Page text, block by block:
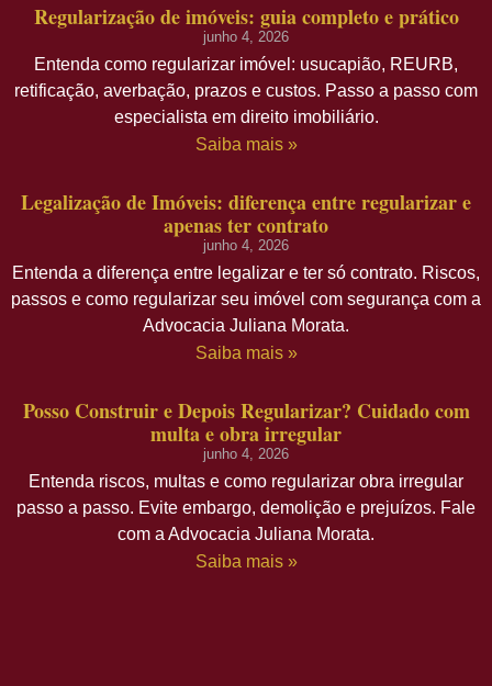
Regularização de imóveis: guia completo e prático
junho 4, 2026
Entenda como regularizar imóvel: usucapião, REURB,
retificação, averbação, prazos e custos. Passo a passo com
especialista em direito imobiliário.
Saiba mais »
Legalização de Imóveis: diferença entre regularizar e
apenas ter contrato
junho 4, 2026
Entenda a diferença entre legalizar e ter só contrato. Riscos,
passos e como regularizar seu imóvel com segurança com a
Advocacia Juliana Morata.
Saiba mais »
Posso Construir e Depois Regularizar? Cuidado com
multa e obra irregular
junho 4, 2026
Entenda riscos, multas e como regularizar obra irregular
passo a passo. Evite embargo, demolição e prejuízos. Fale
com a Advocacia Juliana Morata.
Saiba mais »